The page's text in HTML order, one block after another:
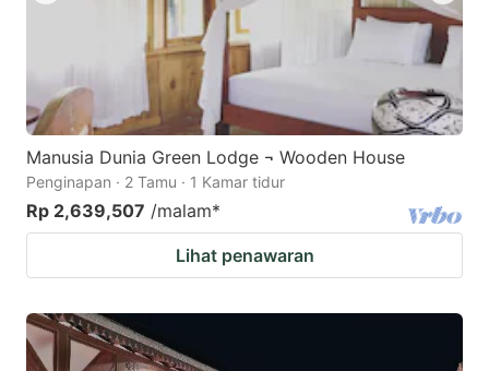
Manusia Dunia Green Lodge ¬ Wooden House
Penginapan · 2 Tamu · 1 Kamar tidur
Rp 2,639,507 /malam*
Lihat penawaran